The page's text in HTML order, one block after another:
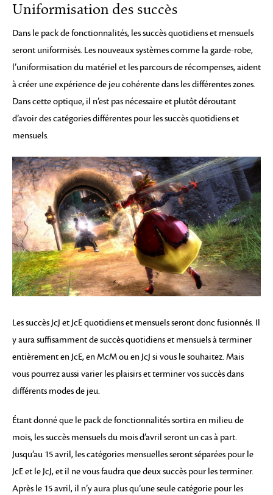
Uniformisation des succès
Dans le pack de fonctionnalités, les succès quotidiens et mensuels
seront uniformisés. Les nouveaux systèmes comme la garde-robe,
l’uniformisation du matériel et les parcours de récompenses, aident
à créer une expérience de jeu cohérente dans les différentes zones.
Dans cette optique, il n’est pas nécessaire et plutôt déroutant
d’avoir des catégories différentes pour les succès quotidiens et
mensuels.
Les succès JcJ et JcE quotidiens et mensuels seront donc fusionnés. Il
y aura suffisamment de succès quotidiens et mensuels à terminer
entièrement en JcE, en McM ou en JcJ si vous le souhaitez. Mais
vous pourrez aussi varier les plaisirs et terminer vos succès dans
différents modes de jeu.
Étant donné que le pack de fonctionnalités sortira en milieu de
mois, les succès mensuels du mois d’avril seront un cas à part.
Jusqu’au 15 avril, les catégories mensuelles seront séparées pour le
JcE et le JcJ, et il ne vous faudra que deux succès pour les terminer.
Après le 15 avril, il n’y aura plus qu’une seule catégorie pour les